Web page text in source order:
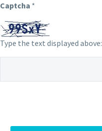
Captcha *
Type the text displayed above: